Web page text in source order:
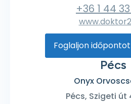
+36 1 44
Foglaljon
Pécs
Onyx
Pécs, Szigeti út